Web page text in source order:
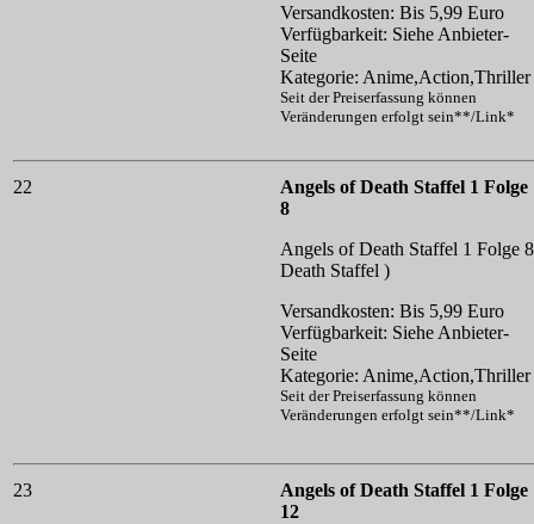
Versandkosten: Bis 5,99 Euro
Verfügbarkeit: Siehe Anbieter-
Seite
Kategorie: Anime,Action,Thriller
Seit der Preiserfassung können
Veränderungen erfolgt sein**/Link*
22
Angels of Death Staffel 1 Folge
8
Angels of Death Staffel 1 Folge 8
Death Staffel )
Versandkosten: Bis 5,99 Euro
Verfügbarkeit: Siehe Anbieter-
Seite
Kategorie: Anime,Action,Thriller
Seit der Preiserfassung können
Veränderungen erfolgt sein**/Link*
23
Angels of Death Staffel 1 Folge
12